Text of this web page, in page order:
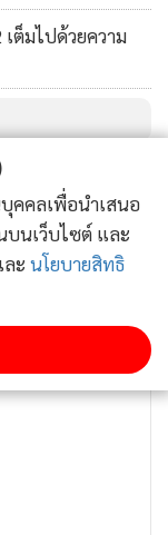
ต็มไปด้วยความ
คคลเพื่อนำเสนอ
นเว็บไซต์ และ
ะ นโยบายสิทธิ